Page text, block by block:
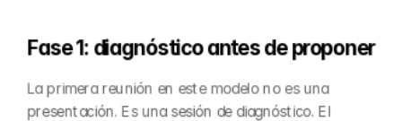
Fase 1: diagnóstico antes de proponer
La primera reunión en este modelo no es una
presentación. Es una sesión de diagnóstico. El